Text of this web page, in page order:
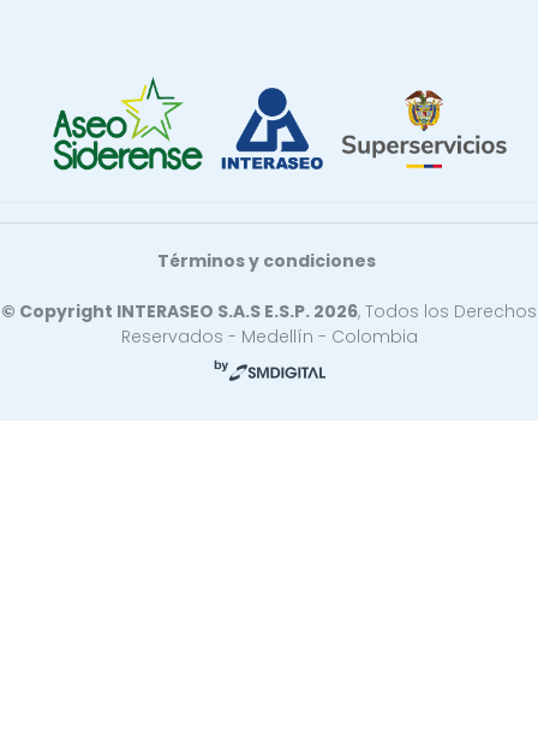
Términos y condiciones
© Copyright INTERASEO S.A.S E.S.P. 2026, Todos los Derechos
Reservados - Medellín - Colombia